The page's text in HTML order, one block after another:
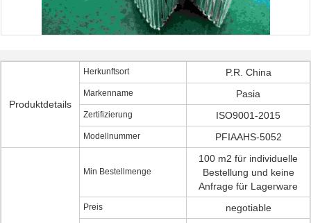
Produktdetails
Herkunftsort P.R. China
Markenname Pasia
Zertifizierung ISO9001-2015
Modellnummer PFIAAHS-5052
Min Bestellmenge
100 m2 für individuelle
Bestellung und keine
Anfrage für Lagerware
Preis negotiable